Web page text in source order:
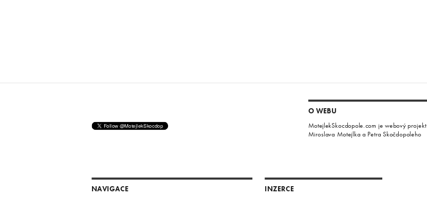
O WEBU
MotejlekSkocdopole.com je webový projekt
Miroslava Motejlka a Petra Skočdopoleho
NAVIGACE INZERCE